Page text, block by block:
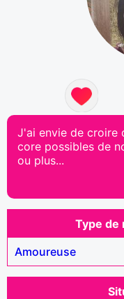
J'ai envie de croire
core possibles de
ou plus...
Type de
Amoureuse